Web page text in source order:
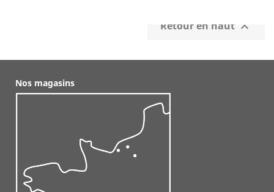
Retour en haut 
Nos magasins